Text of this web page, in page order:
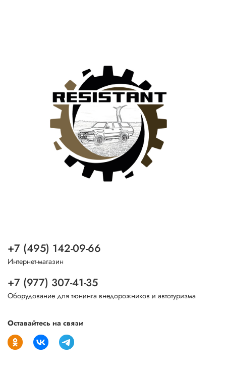
+7 (495) 142-09-66
Интернет-магазин
+7 (977) 307-41-35
Оборудование для тюнинга внедорожников и автотуризма
Оставайтесь на связи